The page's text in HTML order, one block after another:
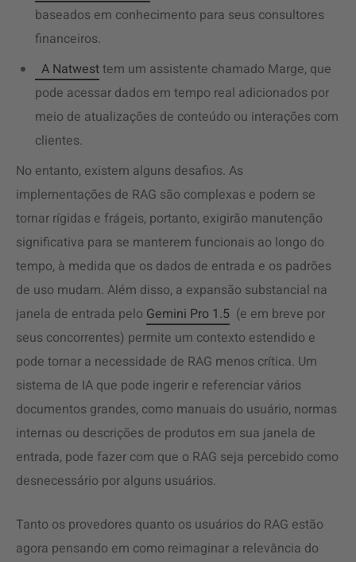
baseados em conhecimento para seus consultores
financeiros.
A Natwesttem um assistente chamado Marge, que
pode acessar dados em tempo real adicionados por
meio de atualizações de conteúdo ou interações com
clientes.
No entanto, existem alguns desafios. As
implementações de RAG são complexas e podem se
tornar rígidas e frágeis, portanto, exigirão manutenção
significativa para se manterem funcionais ao longo do
tempo, à medida que os dados de entrada e os padrões
de uso mudam. Além disso, a expansão substancial na
janela de entrada pelo Gemini Pro 1.5 (e em breve por
seus concorrentes) permite um contexto estendido e
pode tornar a necessidade de RAG menos crítica. Um
sistema de IA que pode ingerir e referenciar vários
documentos grandes, como manuais do usuário, normas
internas ou descrições de produtos em sua janela de
entrada, pode fazer com que o RAG seja percebido como
desnecessário por alguns usuários.
Tanto os provedores quanto os usuários do RAG estão
agora pensando em como reimaginar a relevância do